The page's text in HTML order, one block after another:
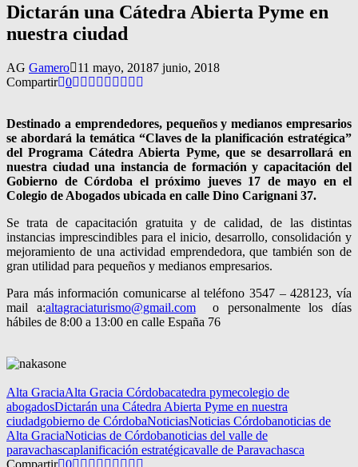
Dictarán una Cátedra Abierta Pyme en
nuestra ciudad
AG Gamero 11 mayo, 20187 junio, 2018
Compartir 0
Destinado a emprendedores, pequeños y medianos empresarios
se abordará la temática “Claves de la planificación estratégica”
del Programa Cátedra Abierta Pyme, que se desarrollará en
nuestra ciudad una instancia de formación y capacitación del
Gobierno de Córdoba el próximo jueves 17 de mayo en el
Colegio de Abogados ubicada en calle Dino Carignani 37.
Se trata de capacitación gratuita y de calidad, de las distintas
instancias imprescindibles para el inicio, desarrollo, consolidación y
mejoramiento de una actividad emprendedora, que también son de
gran utilidad para pequeños y medianos empresarios.
Para más información comunicarse al teléfono 3547 – 428123, vía
mail a:altagraciaturismo@gmail.como personalmente los días
hábiles de 8:00 a 13:00 en calle España 76
Alta GraciaAlta Gracia Córdobacatedra pymecolegio de
abogadosDictarán una Cátedra Abierta Pyme en nuestra
ciudadgobierno de CórdobaNoticiasNoticias Córdobanoticias de
Alta GraciaNoticias de Córdobanoticias del valle de
paravachascaplanificación estratégicavalle de Paravachasca
Compartir 0